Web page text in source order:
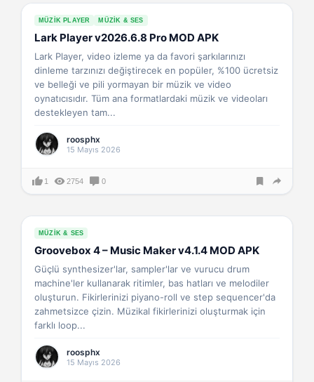
MÜZIK PLAYER MÜZIK & SES
Lark Player v2026.6.8 Pro MOD APK
Lark Player, video izleme ya da favori şarkılarınızı
dinleme tarzınızı değiştirecek en popüler, %100 ücretsiz
ve belleği ve pili yormayan bir müzik ve video
oynatıcısıdır. Tüm ana formatlardaki müzik ve videoları
destekleyen tam...
roosphx
15 Mayıs 2026
1 2754 0
MÜZIK & SES
Groovebox 4 – Music Maker v4.1.4 MOD APK
Güçlü synthesizer'lar, sampler'lar ve vurucu drum
machine'ler kullanarak ritimler, bas hatları ve melodiler
oluşturun. Fikirlerinizi piyano-roll ve step sequencer'da
zahmetsizce çizin. Müzikal fikirlerinizi oluşturmak için
farklı loop...
roosphx
15 Mayıs 2026